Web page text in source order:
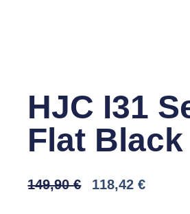
HJC I31
Flat Black
149,90€
Il
118,42€Il